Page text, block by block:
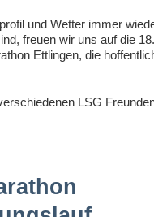
und Wetter immer
freuen wir uns auf die
Ettlingen, die
LSG